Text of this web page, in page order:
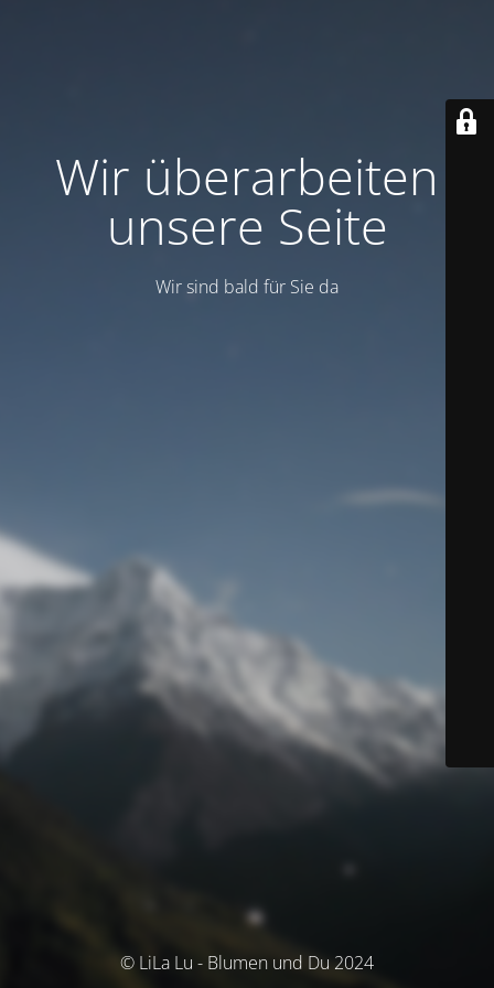
Wir überarbeiten
unsere Seite
Wir sind bald für Sie da
© LiLa Lu - Blumen und Du 2024